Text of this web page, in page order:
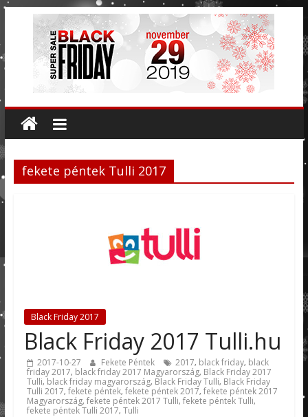
fekete péntek Tulli 2017
Black Friday 2017
Black Friday 2017 Tulli.hu
2017-10-27 Fekete Péntek 2017, black friday, black
friday 2017, black friday 2017 Magyarország, Black Friday 2017
Tulli, black friday magyarország, Black Friday Tulli, Black Friday
Tulli 2017, fekete péntek, fekete péntek 2017, fekete péntek 2017
Magyarország, fekete péntek 2017 Tulli, fekete péntek Tulli,
fekete péntek Tulli 2017, Tulli